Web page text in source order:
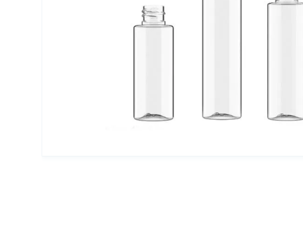
Упаковка для декоративной косметики